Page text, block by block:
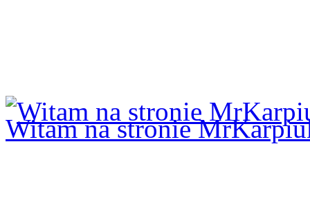
Witam na stronie